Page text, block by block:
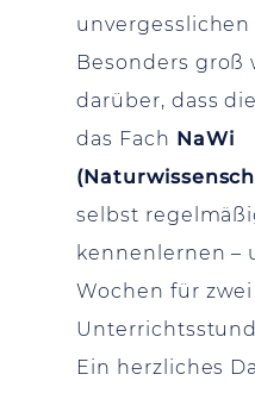
unvergesslichen
Besonders groß
darüber, dass
das Fach NaWi
selbst
kennenlernen –
Wochen für zwei
Ein herzliches